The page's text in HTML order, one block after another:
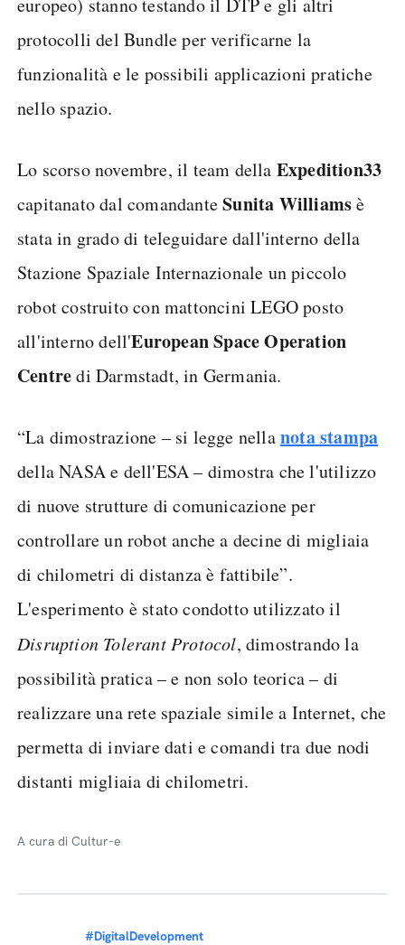
europeo) stanno testando il DTP e gli altri
protocolli del Bundle per verificarne la
funzionalità e le possibili applicazioni pratiche
nello spazio.
Lo scorso novembre, il team della Expedition33
capitanato dal comandanteSunita Williamsè
stata in grado di teleguidare dall'interno della
Stazione Spaziale Internazionale un piccolo
robot costruito con mattoncini LEGO posto
all'interno dell'European Space Operation
Centredi Darmstadt, in Germania.
“La dimostrazione – si legge nellanota stampa
della NASA e dell'ESA – dimostra che l'utilizzo
di nuove strutture di comunicazione per
controllare un robot anche a decine di migliaia
di chilometri di distanza è fattibile”.
L'esperimento è stato condotto utilizzato il
Disruption Tolerant Protocol, dimostrando la
possibilità pratica – e non solo teorica – di
realizzare una rete spaziale simile a Internet, che
permetta di inviare dati e comandi tra due nodi
distanti migliaia di chilometri.
A cura di Cultur-e
#DigitalDevelopment